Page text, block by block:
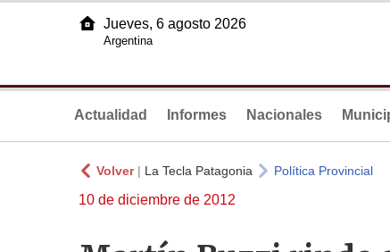
Jueves, 6 agosto 2026
Argentina
Actualidad Informes Nacionales
Volver| La Tecla Patagonia Política Provincial
10 de diciembre de 2012